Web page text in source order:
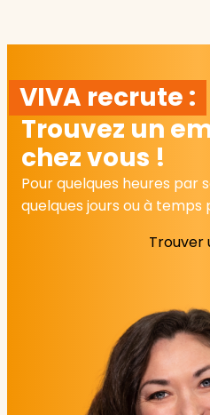
VIVA recrute :
Trouvez un
chez vous !
Pour quelques heures par
quelques jours ou à temps
Trouver